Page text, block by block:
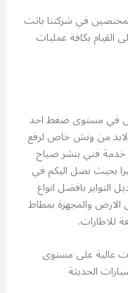
في شركتنا باتت
القيام بكافة عمليات
في مستوى ضغط احد
لابد من ونش خاص لرفع
خدمة فني بنشر صباح
بحيث نصل اليكم في
بافضل انواع
الارض والمجهزة بمطاط
للاطارات.
عالية على مستوى
الحديثة